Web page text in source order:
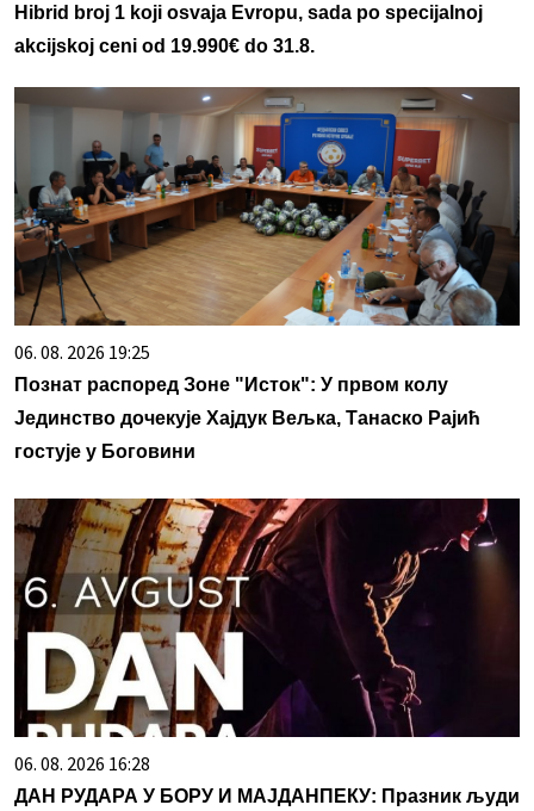
Hibrid broj 1 koji osvaja Evropu, sada po specijalnoj
akcijskoj ceni od 19.990€ do 31.8.
06. 08. 2026 19:25
Познат распоред Зоне "Исток": У првом колу
Јединство дочекује Хајдук Вељка, Танаско Рајић
гостује у Боговини
06. 08. 2026 16:28
ДАН РУДАРА У БОРУ И МАЈДАНПЕКУ: Празник људи